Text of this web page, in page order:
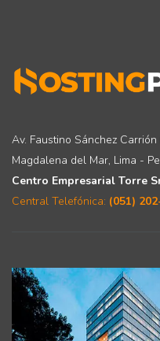
Av. Faustino Sánchez
Magdalena del Mar, Lima -
Centro Empresarial Torre
Central Telefónica: (051)